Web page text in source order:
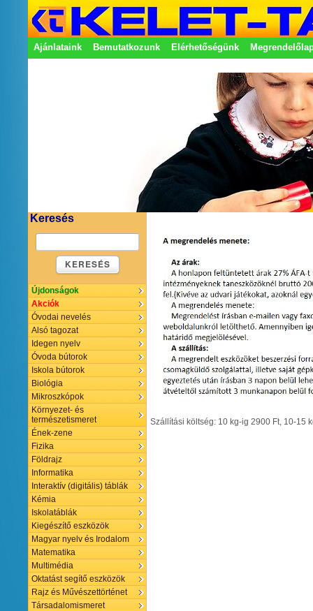
Ajánlataink Bemutatkozunk Elérhetőségünk
Keresés
KERESÉS
Újdonságok
Akciók
Óvodai nevelés
Alsó tagozat
Idegen nyelv
Óvoda bútorok
Iskola bútorok
Biológia
Mikroszkópok
Környezet- és
természetismeret
Ének-zene
Fizika
Földrajz
Informatika
Interaktív (digitális) táblák
Kémia
Iskolatáblák
Kiegészítő eszközök
Magyar nyelv és Irodalom
Matematika
Multimédia
Oktatást segítő eszközök
Rajz és Művészettörténet
Társadalomismeret
Szállítási költség: 10 kg-ig 2900 Ft, 10-15